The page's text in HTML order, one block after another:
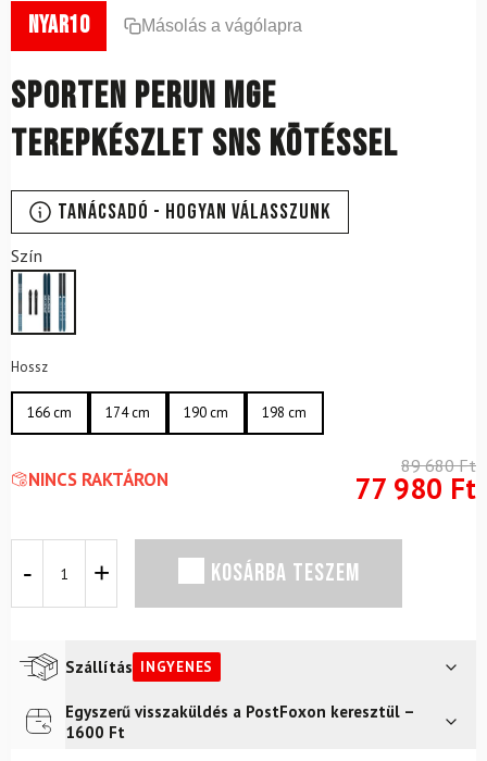
nyar10 Másolás a vágólapra
SPORTEN Perun MgE
terepkészlet SNS kötéssel
Tanácsadó - Hogyan válasszunk
Szín
Hossz
166 cm 174 cm 190 cm 198 cm
NINCS RAKTÁRON
89 680Ft
77 980 Ft
Perun
kötéssel
mennyiség
KOSÁRBA TESZEM
Szállítás INGYENES
Futár a címreIngyenes
Egyszerű visszaküldés a PostFoxon keresztül –
1600 Ft